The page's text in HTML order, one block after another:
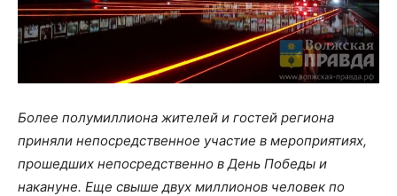
Более полумиллиона жителей и гостей региона
приняли непосредственное участие в мероприятиях,
прошедших непосредственно в День Победы и
накануне. Еще свыше двух миллионов человек по